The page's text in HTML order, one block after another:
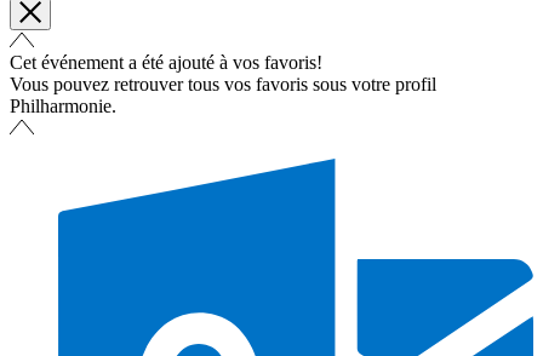
Cet événement a été ajouté à vos favoris!
Vous pouvez retrouver tous vos favoris sous votre profil
Philharmonie.